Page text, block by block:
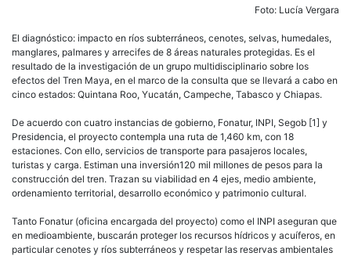
Foto: Lucía Vergara
El diagnóstico: impacto en ríos subterráneos, cenotes, selvas, humedales,
manglares, palmares y arrecifes de 8 áreas naturales protegidas. Es el
resultado de la investigación de un grupo multidisciplinario sobre los
efectos del Tren Maya, en el marco de la consulta que se llevará a cabo en
cinco estados: Quintana Roo, Yucatán, Campeche, Tabasco y Chiapas.
De acuerdo con cuatro instancias de gobierno, Fonatur, INPI, Segob [1] y
Presidencia, el proyecto contempla una ruta de 1,460 km, con 18
estaciones. Con ello, servicios de transporte para pasajeros locales,
turistas y carga. Estiman una inversión120 mil millones de pesos para la
construcción del tren. Trazan su viabilidad en 4 ejes, medio ambiente,
ordenamiento territorial, desarrollo económico y patrimonio cultural.
Tanto Fonatur (oficina encargada del proyecto) como el INPI aseguran que
en medioambiente, buscarán proteger los recursos hídricos y acuíferos, en
particular cenotes y ríos subterráneos y respetar las reservas ambientales